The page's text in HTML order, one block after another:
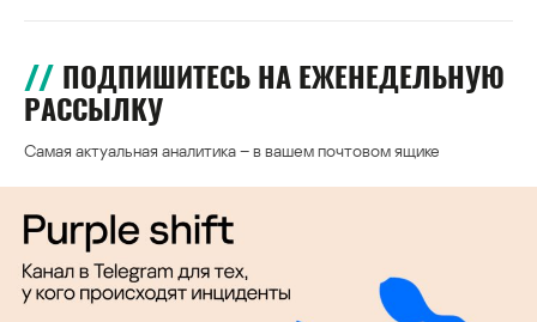
ПОДПИШИТЕСЬ НА ЕЖЕНЕДЕЛЬНУЮ
РАССЫЛКУ
Самая актуальная аналитика – в вашем почтовом ящике